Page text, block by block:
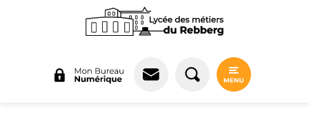
Panneau de gestion des cookies